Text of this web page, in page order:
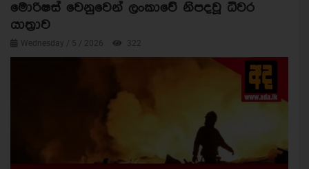
මොරිෂස් වෙනුවෙන් ලංකාවේ නිපදවූ ධීවර
යාත්‍රාව
Wednesday / 5 / 2026 322